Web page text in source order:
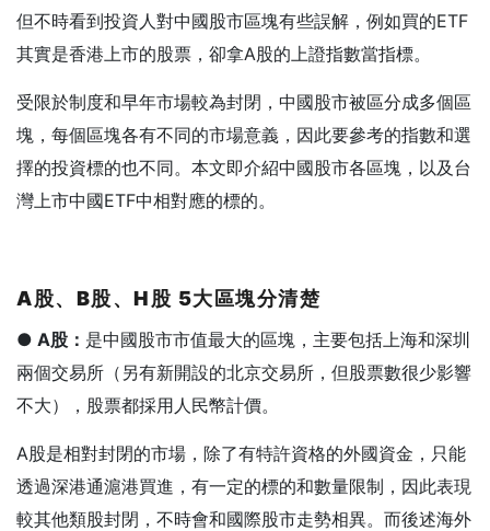
但不時看到投資人對中國股市區塊有些誤解，例如買的ETF
其實是香港上市的股票，卻拿A股的上證指數當指標。
受限於制度和早年市場較為封閉，中國股市被區分成多個區
塊，每個區塊各有不同的市場意義，因此要參考的指數和選
擇的投資標的也不同。本文即介紹中國股市各區塊，以及台
灣上市中國ETF中相對應的標的。
A股、B股、H 股 5大區塊分清楚
● A股： 是中國股市市值最大的區塊，主要包括上海和深圳
兩個交易所（另有新開設的北京交易所，但股票數很少影響
不大），股票都採用人民幣計價。
A股是相對封閉的市場，除了有特許資格的外國資金，只能
透過深港通滬港買進，有一定的標的和數量限制，因此表現
較其他類股封閉，不時會和國際股市走勢相異。而後述海外